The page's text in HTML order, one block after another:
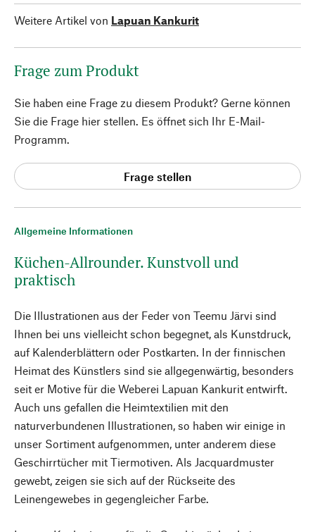
Allgemeine Informationen
Küchen-Allrounder. Kunstvoll und
praktisch
Die Illustrationen aus der Feder von Teemu Järvi sind
Ihnen bei uns vielleicht schon begegnet, als Kunstdruck,
auf Kalenderblättern oder Postkarten. In der finnischen
Heimat des Künstlers sind sie allgegenwärtig, besonders
seit er Motive für die Weberei Lapuan Kankurit entwirft.
Auch uns gefallen die Heimtextilien mit den
naturverbundenen Illustrationen, so haben wir einige in
unser Sortiment aufgenommen, unter anderem diese
Geschirrtücher mit Tiermotiven. Als Jacquardmuster
gewebt, zeigen sie sich auf der Rückseite des
Leinengewebes in gegengleicher Farbe.
Weitere Artikel von Lapuan Kankurit
Frage zum Produkt
Sie haben eine Frage zu diesem Produkt? Gerne können
Sie die Frage hier stellen. Es öffnet sich Ihr E-Mail-
Programm.
Frage stellen